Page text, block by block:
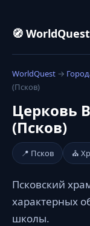
🧭 WorldQuest
WorldQuest →
(Псков)
Церковь
(Псков)
📍 Псков ⛪
Псковский
характерных
школы.